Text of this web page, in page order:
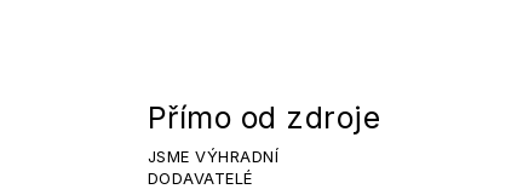
Přímo od zdroje
JSME VÝHRADNÍ
DODAVATELÉ